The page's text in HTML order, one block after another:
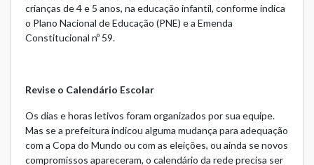
crianças de 4 e 5 anos, na educação infantil, conforme indica
o Plano Nacional de Educação (PNE) e a Emenda
Constitucional nº 59.
Revise o Calendário Escolar
Os dias e horas letivos foram organizados por sua equipe.
Mas se a prefeitura indicou alguma mudança para adequação
com a Copa do Mundo ou com as eleições, ou ainda se novos
compromissos apareceram, o calendário da rede precisa ser